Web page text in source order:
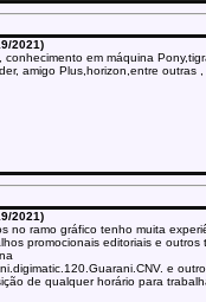
2021)
em máquina
amigo Plus,horizon,entre outras
2021)
no ramo gráfico tenho muita
promocionais editoriais e outros
e
de qualquer horário para